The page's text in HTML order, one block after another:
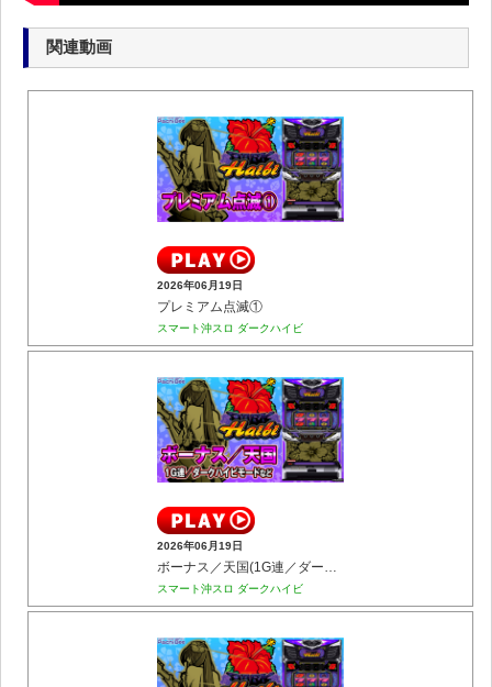
関連動画
2026年06月19日
プレミアム点滅①
スマート沖スロ ダークハイビ
2026年06月19日
ボーナス／天国(1G連／ダークハイビモードなど)
スマート沖スロ ダークハイビ